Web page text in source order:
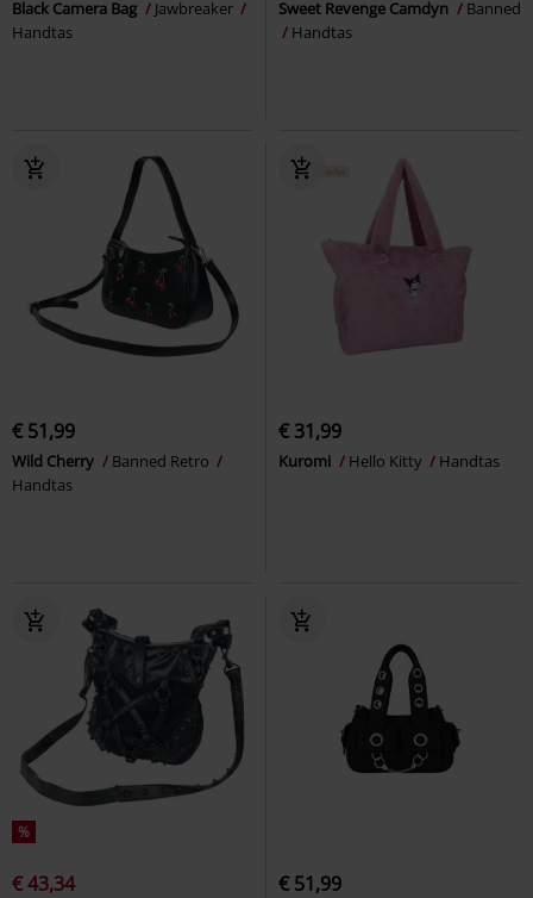
Black Camera Bag
Jawbreaker
Handtas
Sweet Revenge Camdyn
Banned
Handtas
€ 51,99
Wild Cherry
Banned Retro
Handtas
€ 31,99
Kuromi Hello Kitty Handtas
%
€ 43,34 € 51,99